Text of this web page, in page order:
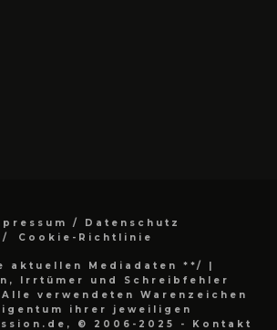
/ Datenschutz
Cookie-Richtlinie
aktuellen Mediadaten **/
|
Irrtümer und Schreibfehler
verwendeten Warenzeichen
ihrer jeweiligen
© 2006-2025 - Kontakt